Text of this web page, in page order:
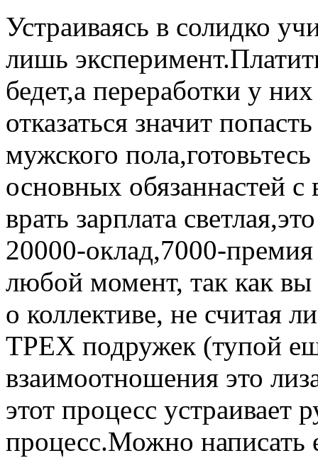
Устраиваясь в солидко
лишь
бедет,а переработки у
отказаться значит
мужского
основных обязаннастей
врать зарплата
20000-оклад,7000-
любой момент, так как
о коллективе, не считая
ТРЕХ подружек (тупой
взаимоотношения это
этот процесс
процесс.Можно написать